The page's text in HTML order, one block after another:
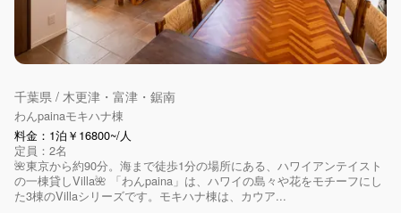
千葉県 / 木更津・富津・鋸南
わんpainaモキハナ棟
料金：1泊￥16800~/人
定員：2名
🌺東京から約90分。海まで徒歩1分の場所にある、ハワイアンテイスト
の一棟貸しVilla🌺 「わんpaina」は、ハワイの島々や花をモチーフにし
た3棟のVillaシリーズです。モキハナ棟は、カウア...